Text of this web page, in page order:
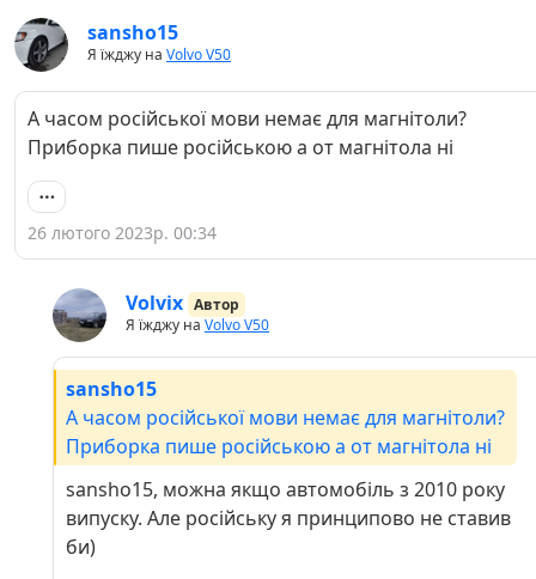
sansho15
Я їжджу на Volvo V50
А часом російської мови немає для магнітоли?
Приборка пише російською а от магнітола ні
26 лютого 2023р. 00:34
Volvix Автор
Я їжджу на Volvo V50
sansho15
А часом російської мови немає для магнітоли?
Приборка пише російською а от магнітола ні
sansho15, можна якщо автомобіль з 2010 року
випуску. Але російську я принципово не ставив
би)